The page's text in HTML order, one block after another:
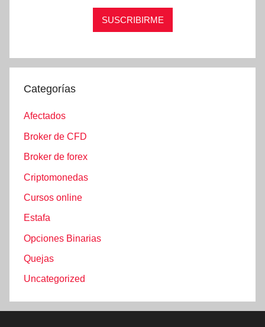
Categorías
Afectados
Broker de CFD
Broker de forex
Criptomonedas
Cursos online
Estafa
Opciones Binarias
Quejas
Uncategorized